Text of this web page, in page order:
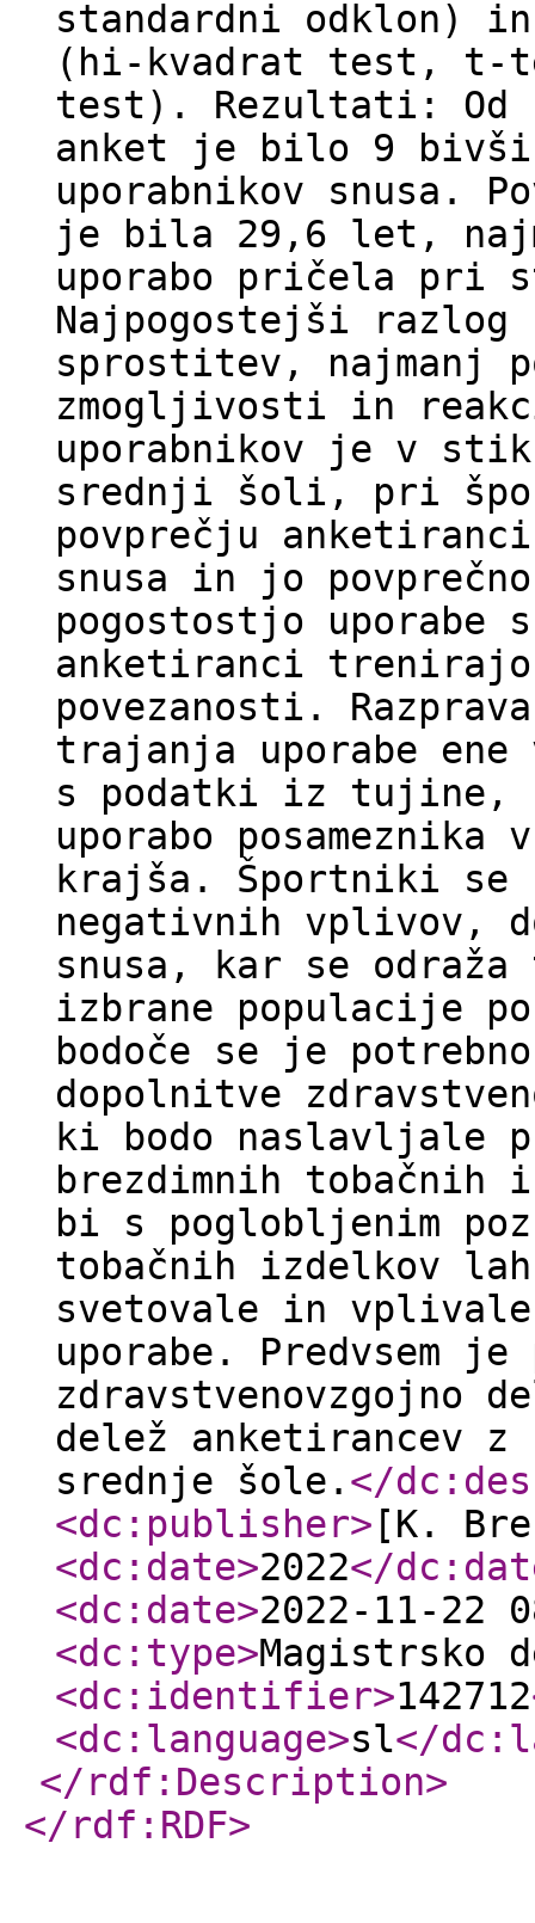
standardni odklon)
(hi-kvadrat test, t-
test). Rezultati: Od
anket je bilo 9
uporabnikov snusa.
je bila 29,6 let,
uporabo pričela pri
Najpogostejši razlog
sprostitev, najmanj
zmogljivosti in
uporabnikov je v
srednji šoli, pri
povprečju
snusa in jo
pogostostjo uporabe
anketiranci
povezanosti.
trajanja uporabe
s podatki iz tujine,
uporabo posameznika
krajša. Športniki se
negativnih vplivov,
snusa, kar se
izbrane populacije
bodoče se je
dopolnitve
ki bodo naslavljale
brezdimnih tobačnih
bi s poglobljenim
tobačnih izdelkov
svetovale in vplivale
uporabe. Predvsem je
zdravstvenovzgojno
delež anketirancev
srednje šole. </
<dc:publisher> [K.
<dc:date>2022</
<dc:date>2022-11-22
<dc:type>Magistrsko
<dc:identifier>142712
<dc:language>sl</
</rdf:Description>
</rdf:RDF>